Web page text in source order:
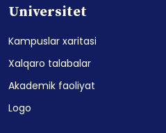
Universitet
Kampuslar xaritasi
Xalqaro talabalar
Akademik faoliyat
Logo